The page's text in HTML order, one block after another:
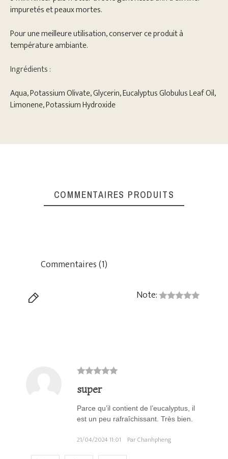
impuretés et peaux mortes.
Pour une meilleure utilisation, conserver ce produit à
température ambiante.
Ingrédients :
Aqua, Potassium Olivate, Glycerin, Eucalyptus Globulus Leaf Oil,
Limonene, Potassium Hydroxide
COMMENTAIRES PRODUITS
Commentaires (1)
Note:
super
Parce qu’il contient de l’eucalyptus, il
est un peu rafraîchissant. Très bien.
21/04/2024 11:01 Par Chanhpheng